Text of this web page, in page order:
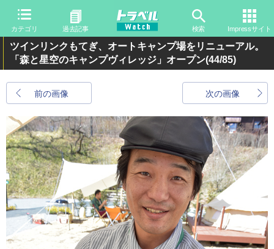
カテゴリ 過去記事 検索 Impressサイト
ツインリンクもてぎ、オートキャンプ場をリニューアル。
「森と星空のキャンプヴィレッジ」オープン(44/85)
前の画像 次の画像